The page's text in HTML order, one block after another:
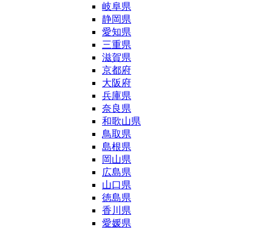
岐阜県
静岡県
愛知県
三重県
滋賀県
京都府
大阪府
兵庫県
奈良県
和歌山県
鳥取県
島根県
岡山県
広島県
山口県
徳島県
香川県
愛媛県